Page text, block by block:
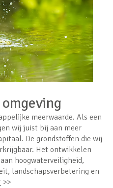
meerwaarde. Als een
wij juist bij aan meer
De grondstoffen die wij
Het ontwikkelen
hoogwaterveiligheid,
landschapsverbetering en
>>